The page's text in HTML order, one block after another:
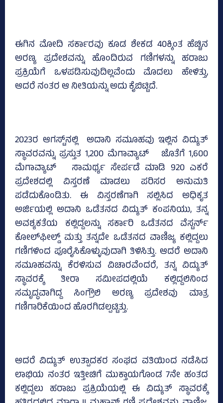
ಈಗಿನ ಮೋದಿ ಸರ್ಕಾರವು ಕೂಡ ಶೇಕಡ 40ಕ್ಕಿಂತ ಹೆಚ್ಚಿನ
ಅರಣ್ಯ ಪ್ರದೇಶವನ್ನು ಹೊಂದಿರುವ ಗಣಿಗಳನ್ನು ಹರಾಜು
ಪ್ರಕ್ರಿಯೆಗೆ ಒಳಪಡಿಸುವುದಿಲ್ಲವೆಂದು ಮೊದಲು ಹೇಳಿತ್ತು,
ಆದರೆ ನಂತರ ಆ ನೀತಿಯನ್ನು ಅದು ಕೈಬಿಟ್ಟಿದೆ.
2023ರ ಆಗಸ್ಟ್‌ನಲ್ಲಿ ಅದಾನಿ ಸಮೂಹವು ಇಲ್ಲಿನ ವಿದ್ಯುತ್
ಸ್ಥಾವರವನ್ನು ಪ್ರಸ್ತುತ 1,200 ಮೆಗಾವ್ಯಾಟ್‌ ಜೊತೆಗೆ 1,600
ಮೆಗಾವ್ಯಾಟ್‌ ಸಾಮರ್ಥ್ಯ ಸೇರ್ಪಡೆ ಮಾಡಿ 920 ಎಕರೆ
ಪ್ರದೇಶದಲ್ಲಿ ವಿಸ್ತರಣೆ ಮಾಡಲು ಪರಿಸರ ಅನುಮತಿ
ಪಡೆದುಕೊಂಡಿತು. ಈ ವಿಸ್ತರಣೆಗಾಗಿ ಸಲ್ಲಿಸಿದ ಅಧಿಕೃತ
ಅರ್ಜಿಯಲ್ಲಿ ಅದಾನಿ ಒಡೆತನದ ವಿದ್ಯುತ್ ಕಂಪನಿಯು, ತನ್ನ
ಅವಶ್ಯಕತೆಯ ಕಲ್ಲಿದ್ದಲನ್ನು ಸರ್ಕಾರಿ ಒಡೆತನದ ವೆಸ್ಟರ್ನ್
ಕೋಲ್‍ಫೀಲ್ಡ್ ಮತ್ತು ತನ್ನದೇ ಒಡೆತನದ ವಾಣಿಜ್ಯ ಕಲ್ಲಿದ್ದಲು
ಗಣಿಗಳಿಂದ ಪೂರೈಸಿಕೊಳ್ಳುವುದಾಗಿ ತಿಳಿಸಿತ್ತು. ಆದರೆ ಅದಾನಿ
ಸಮೂಹವನ್ನು ಕೆರಳಿಸುವ ವಿಚಾರವೆಂದರೆ, ತನ್ನ ವಿದ್ಯುತ್
ಸ್ಥಾವರಕ್ಕೆ ತೀರಾ ಸಮೀಪದಲ್ಲಿಯೆ ಕಲ್ಲಿದ್ದಲಿನಿಂದ
ಸಮೃದ್ಧವಾಗಿದ್ದ ಸಿಂಗ್ರೌಲಿ ಅರಣ್ಯ ಪ್ರದೇಶವು ಮಾತ್ರ
ಗಣಿಗಾರಿಕೆಯಿಂದ ಹೊರಗಿಡಲ್ಪಟ್ಟಿತ್ತು.
ಆದರೆ ವಿದ್ಯುತ್ ಉತ್ಪಾದಕರ ಸಂಘದ ವತಿಯಿಂದ ನಡೆಸಿದ
ಲಾಭಿಯ ನಂತರ ಇತ್ತೀಚಿಗೆ ಮುಕ್ತಾಯಗೊಂಡ 7ನೇ ಹಂತದ
ಕಲ್ಲಿದ್ದಲು ಹರಾಜು ಪ್ರಕ್ರಿಯೆಯಲ್ಲಿ ಈ ವಿದ್ಯುತ್ ಸ್ಥಾವರಕ್ಕೆ